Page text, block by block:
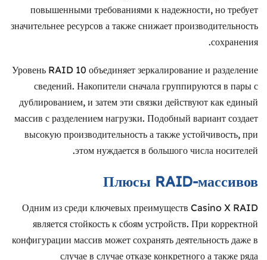
повышенными требованиями к надежности, но требует
значительнее ресурсов а также снижает производительность
сохранения.
Уровень RAID 10 объединяет зеркалирование и разделение
сведений. Накопители сначала группируются в пары с
дублированием, и затем эти связки действуют как единый
массив с разделением нагрузки. Подобный вариант создает
высокую производительность а также устойчивость, при
этом нуждается в большого числа носителей.
Плюсы RAID-массивов
Одним из среди ключевых преимуществ Casino X RAID
является стойкость к сбоям устройств. При корректной
конфигурации массив может сохранять деятельность даже в
случае в случае отказе конкретного а также ряда